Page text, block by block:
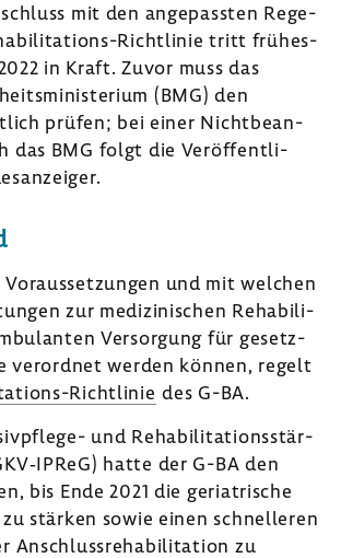
mit den ange­passten Rege­
​Richtlinie tritt frühes­
in Kraft. Zuvor muss das
(BMG) den
prüfen; bei einer Nicht­be­an­
das BMG folgt die Veröf­fent­li­
und mit welchen
zur medi­zi­ni­schen Reha­bi­li­
Versor­gung für gesetz­
verordnet werden können, regelt
​Richtlinie des G-BA.
und Reha­bi­li­ta­ti­ons­stär­
hatte der G-BA den
bis Ende 2021 die geria­tri­sche
stärken sowie einen schnel­leren
Anschluss­re­ha­bi­li­ta­tion zu